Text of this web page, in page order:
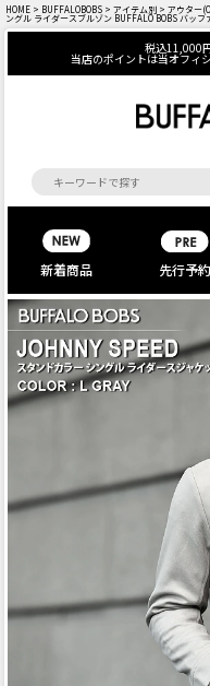
HOME > BUFFALOBOBS > アイテム別 > アウター
ングル ライダースブルゾン BUFFALO BOBS バ
税込11,000
当店のポイントは当オフィ
新着商品 先行予約